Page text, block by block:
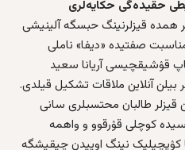
حقیده‌گی حکایه‌لری
قیزلرنینگ حبسگه آلینیشی
صفتیده «دیفا» ناملی
قۉشیقچیسی آریانا سعید
بیلن آنلا‌ین ملاقات تشکیل قیلدی.
قیزلر طالبان محتسبلری سانی
کوچلی قۉرقوو و واهمه‌
کۉپچیلیک نینگ اوییدن چیقیشگه